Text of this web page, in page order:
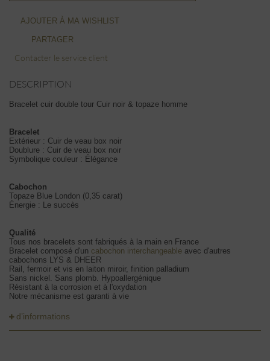
AJOUTER À MA WISHLIST
PARTAGER
Contacter le service client
DESCRIPTION
Bracelet cuir double tour Cuir noir & topaze homme
Bracelet
Extérieur : Cuir de veau box noir
Doublure : Cuir de veau box noir
Symbolique couleur : Élégance
Cabochon
Topaze Blue London (0,35 carat)
Énergie : Le succès
Qualité
Tous nos bracelets sont fabriqués à la main en France
Bracelet composé d'un cabochon interchangeable avec d'autres
cabochons LYS & DHEER
Rail, fermoir et vis en laiton miroir, finition palladium
Sans nickel. Sans plomb. Hypoallergénique
Résistant à la corrosion et à l'oxydation
Notre mécanisme est garanti à vie
d’informations